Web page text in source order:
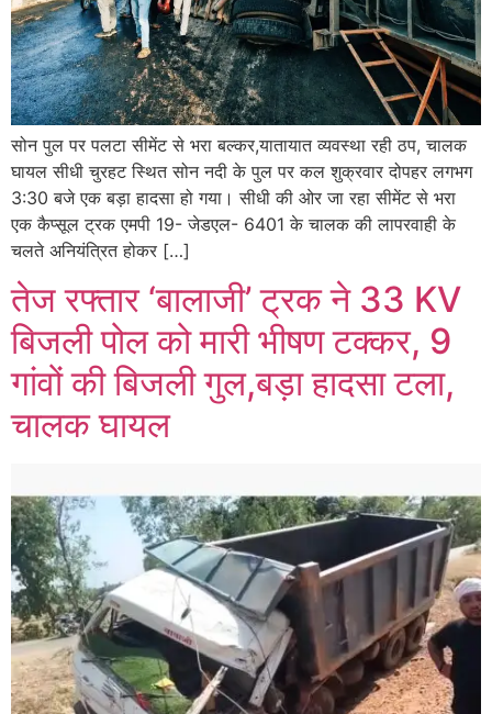
सोन पुल पर पलटा सीमेंट से भरा बल्कर,यातायात व्यवस्था रही ठप, चालक
घायल सीधी चुरहट स्थित सोन नदी के पुल पर कल शुक्रवार दोपहर लगभग
3:30 बजे एक बड़ा हादसा हो गया। सीधी की ओर जा रहा सीमेंट से भरा
एक कैप्सूल ट्रक एमपी 19- जेडएल- 6401 के चालक की लापरवाही के
चलते अनियंत्रित होकर […]
तेज रफ्तार ‘बालाजी’ ट्रक ने 33 KV
बिजली पोल को मारी भीषण टक्कर, 9
गांवों की बिजली गुल,बड़ा हादसा टला,
चालक घायल